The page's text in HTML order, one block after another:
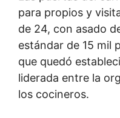
para propios y
de 24, con asado
estándar de 15 mil
que quedó
liderada entre la
los cocineros.